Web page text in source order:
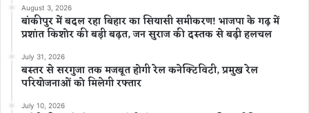
August 3, 2026
बांकीपुर में बदल रहा बिहार का सियासी समीकरण! भाजपा के गढ़ में
प्रशांत किशोर की बड़ी बढ़त, जन सुराज की दस्तक से बढ़ी हलचल
July 31, 2026
बस्तर से सरगुजा तक मजबूत होगी रेल कनेक्टिविटी, प्रमुख रेल
परियोजनाओं को मिलेगी रफ्तार
July 10, 2026